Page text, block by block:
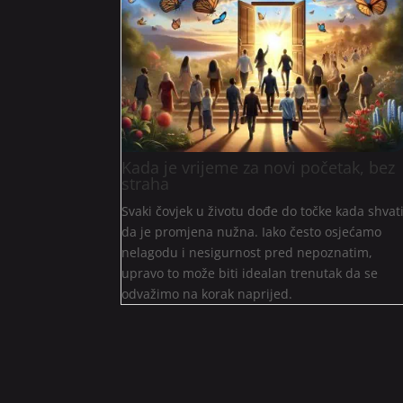
Kada je vrijeme za novi početak, bez
straha
Svaki čovjek u životu dođe do točke kada
da je promjena nužna. Iako često osjećamo
nelagodu i nesigurnost pred nepoznatim,
upravo to može biti idealan trenutak da se
odvažimo na korak naprijed.